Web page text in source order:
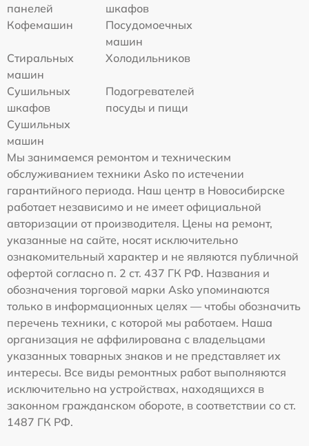
панелей
шкафов
Кофемашин
Посудомоечных
машин
Стиральных
машин
Холодильников
Сушильных
шкафов
Подогревателей
посуды и пищи
Сушильных
машин
Мы занимаемся ремонтом и техническим
обслуживанием техники Asko по истечении
гарантийного периода. Наш центр в Новосибирске
работает независимо и не имеет официальной
авторизации от производителя. Цены на ремонт,
указанные на сайте, носят исключительно
ознакомительный характер и не являются публичной
офертой согласно п. 2 ст. 437 ГК РФ. Названия и
обозначения торговой марки Asko упоминаются
только в информационных целях — чтобы обозначить
перечень техники, с которой мы работаем. Наша
организация не аффилирована с владельцами
указанных товарных знаков и не представляет их
интересы. Все виды ремонтных работ выполняются
исключительно на устройствах, находящихся в
законном гражданском обороте, в соответствии со ст.
1487 ГК РФ.